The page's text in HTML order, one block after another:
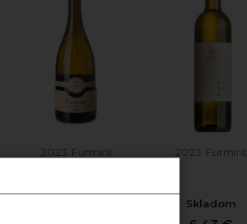
2023 Furmint 2023 Furmint
Skladom